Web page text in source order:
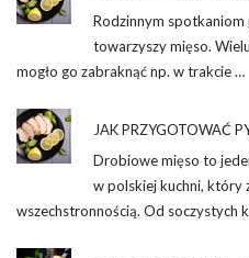
Rodzinnym
towarzyszy mięso.
mogło go zabraknąć np. w trakcie …
JAK PRZYGOTOWAĆ
Drobiowe mięso to
w polskiej kuchni, który
wszechstronnością. Od soczystych